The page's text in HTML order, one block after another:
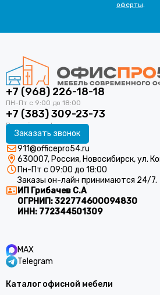
оферты.
+7 (968) 226-18-18
+7 (383) 309-23-73
Заказать звонок
911@officepro54.ru
630007, Россия, Новосибирск, ул.
Пн-Пт с 09:00 до 18:00
Заказы он-лайн принимаются 24/7.
ИП Грибачев С.А
ОГРНИП:322774600094830
ИНН: 772344501309
MAX
Telegram
Каталог офисной мебели